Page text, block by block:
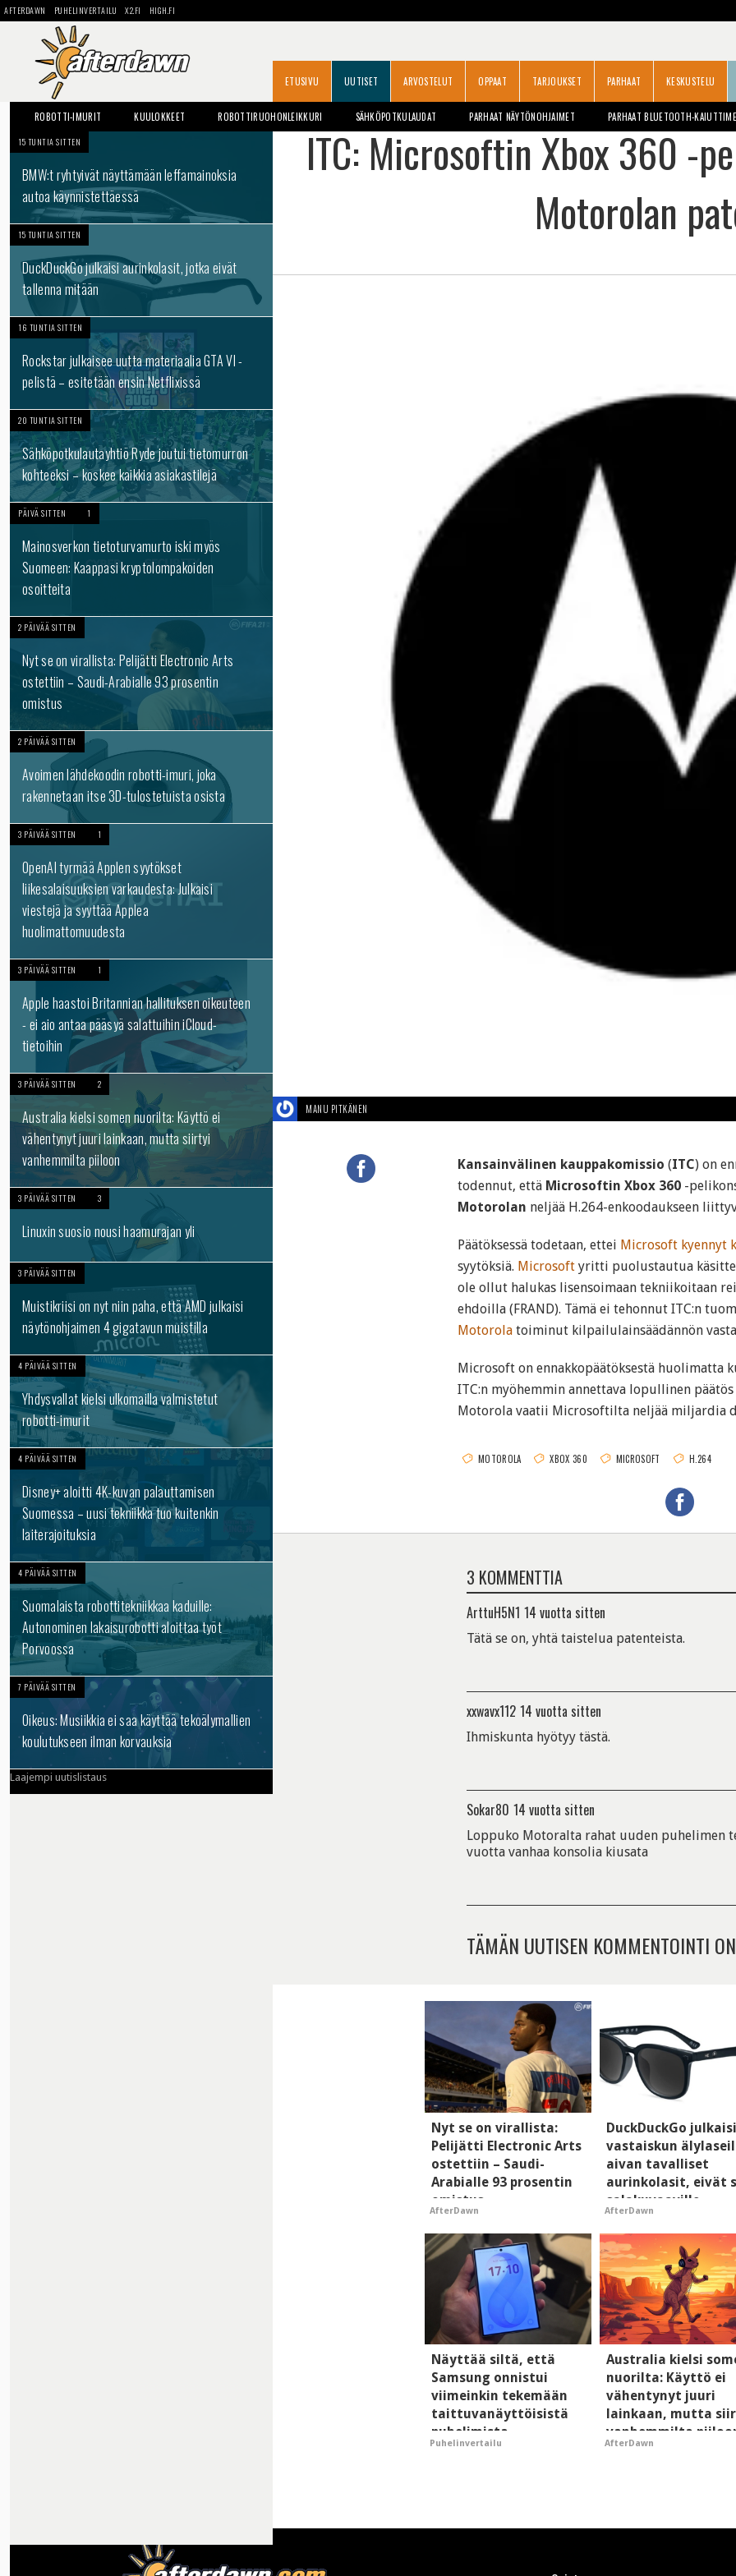
AFTERDAWN PUHELINVERTAILU X2.FI HIGH.FI
ETUSIVU UUTISET ARVOSTELUT OPPAAT TARJOUKSET PARHAAT KESKUSTELU
ROBOTTI-IMURIT KUULOKKEET ROBOTTIRUOHONLEIKKURI SÄHKÖPOTKULAUDAT PARHAAT NÄYTÖNOHJAIMET PARHAAT BLUETOOTH-
15 TUNTIA SITTEN
BMW:t ryhtyivät näyttämään leffamainoksia
autoa käynnistettäessä
15 TUNTIA SITTEN
DuckDuckGo julkaisi aurinkolasit, jotka eivät
tallenna mitään
16 TUNTIA SITTEN
Rockstar julkaisee uutta materiaalia GTA VI -
pelistä – esitetään ensin Netflixissä
20 TUNTIA SITTEN
Sähköpotkulautayhtiö Ryde joutui tietomurron
kohteeksi – koskee kaikkia asiakastilejä
PÄIVÄ SITTEN 1
Mainosverkon tietoturvamurto iski myös
Suomeen: Kaappasi kryptolompakoiden
osoitteita
2 PÄIVÄÄ SITTEN
Nyt se on virallista: Pelijätti Electronic Arts
ostettiin – Saudi-Arabialle 93 prosentin
omistus
2 PÄIVÄÄ SITTEN
Avoimen lähdekoodin robotti-imuri, joka
rakennetaan itse 3D-tulostetuista osista
3 PÄIVÄÄ SITTEN 1
OpenAI tyrmää Applen syytökset
liikesalaisuuksien varkaudesta: Julkaisi
viestejä ja syyttää Applea
huolimattomuudesta
3 PÄIVÄÄ SITTEN 1
Apple haastoi Britannian hallituksen oikeuteen
- ei aio antaa pääsyä salattuihin iCloud-
tietoihin
3 PÄIVÄÄ SITTEN 2
Australia kielsi somen nuorilta: Käyttö ei
vähentynyt juuri lainkaan, mutta siirtyi
vanhemmilta piiloon
3 PÄIVÄÄ SITTEN 3
Linuxin suosio nousi haamurajan yli
3 PÄIVÄÄ SITTEN
Muistikriisi on nyt niin paha, että AMD julkaisi
näytönohjaimen 4 gigatavun muistilla
4 PÄIVÄÄ SITTEN
Yhdysvallat kielsi ulkomailla valmistetut
robotti-imurit
4 PÄIVÄÄ SITTEN
Disney+ aloitti 4K-kuvan palauttamisen
Suomessa – uusi tekniikka tuo kuitenkin
laiterajoituksia
4 PÄIVÄÄ SITTEN
Suomalaista robottitekniikkaa kaduille:
Autonominen lakaisurobotti aloittaa työt
Porvoossa
7 PÄIVÄÄ SITTEN
Oikeus: Musiikkia ei saa käyttää tekoälymallien
koulutukseen ilman korvauksia
Laajempi uutislistaus
ITC: Microsoftin Xbox 360 -
Motorolan
MANU PITKÄNEN
Kansainvälinen kauppakomissio (ITC) on
todennut, että Microsoftin Xbox 360 -
Motorolan neljää H.264-enkoodaukseen
Päätöksessä todetaan, ettei Microsoft kyennyt
syytöksiä. Microsoft yritti puolustautua
ole ollut halukas lisensoimaan tekniikoitaan
ehdoilla (FRAND). Tämä ei tehonnut ITC:n
Motorola toiminut kilpailulainsäädännön
Microsoft on ennakkopäätöksestä huolimatta
ITC:n myöhemmin annettava lopullinen
Motorola vaatii Microsoftilta neljää miljardia
MOTOROLA XBOX 360 MICROSOFT H.264
3 KOMMENTTIA
ArttuH5N1 14 vuotta sitten
Tätä se on, yhtä taistelua patenteista.
xxwavx112 14 vuotta sitten
Ihmiskunta hyötyy tästä.
Sokar80 14 vuotta sitten
Loppuko Motoralta rahat uuden puhelimen
vuotta vanhaa konsolia kiusata
TÄMÄN UUTISEN KOMMENTOINTI
Nyt se on virallista:
Pelijätti Electronic Arts
ostettiin – Saudi-
Arabialle 93 prosentin
omistus
AfterDawn
DuckDuckGo
vastaiskun
aivan tavalliset
aurinkolasit, eivät
salakuvaaville
hyypiöille
AfterDawn
Näyttää siltä, että
Samsung onnistui
viimeinkin tekemään
taittuvanäyttöisistä
puhelimista
supersuosittuja
Puhelinvertailu
Australia kielsi
nuorilta: Käyttö ei
vähentynyt juuri
lainkaan, mutta
vanhemmilta
AfterDawn